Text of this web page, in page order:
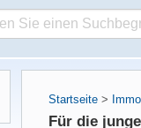
Startseite >
Für die